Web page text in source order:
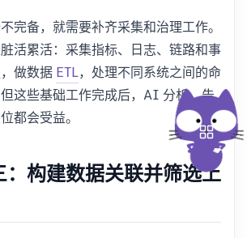
完备，就需要补齐采集和治理工作。
活累活：采集指标、日志、链路和事
做数据ETL，处理不同系统之间的命
这些基础工作完成后，AI 分析、告
都会受益。
构建数据关联并筛选上